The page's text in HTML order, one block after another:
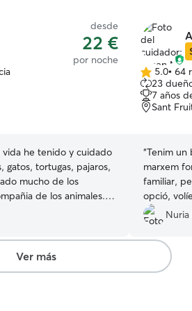
desde
22 €
por noche
vida he tenido y cuidado
gatos, tortugas, pajaros,
mucho de los
de los animales.
de ellos en casa y
cuidar de animales sin
del dia a dia. Su
5.0
de
5
estrellas
5.0• 64
23
7 años
Sant
“Tenim un
marxem
familiar,
opció,
seva
positiva.
m'ha
molt
i
Nuria
Ver más